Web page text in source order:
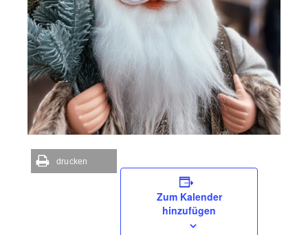
drucken
Zum Kalender
hinzufügen